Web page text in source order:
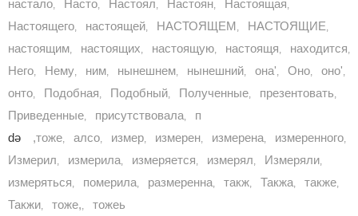
настало, Насто, Настоял, Настоян, Настоящая,
Настоящего, настоящей, НАСТОЯЩЕМ, НАСТОЯЩИЕ,
настоящим, настоящих, настоящую, настоящя, находится,
Него, Нему, ним, нынешнем, нынешний, она', Оно, оно',
онто, Подобная, Подобный, Полученные, презентовать,
Приведенные, присутствовала, п
də
,тоже, алсо, измер, измерен, измерена, измеренного,
Измерил, измерила, измеряется, измерял, Измеряли,
измеряться, померила, размеренна, такж, Такжа, также,
Такжи, тоже,, тожеь